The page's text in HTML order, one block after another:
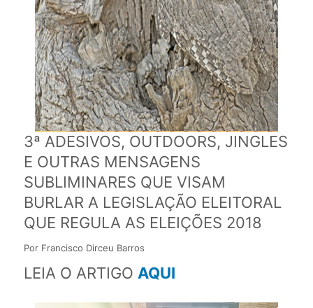
3ª ADESIVOS, OUTDOORS, JINGLES
E OUTRAS MENSAGENS
SUBLIMINARES QUE VISAM
BURLAR A LEGISLAÇÃO ELEITORAL
QUE REGULA AS ELEIÇÕES 2018
Por Francisco Dirceu Barros
LEIA O ARTIGO AQUI